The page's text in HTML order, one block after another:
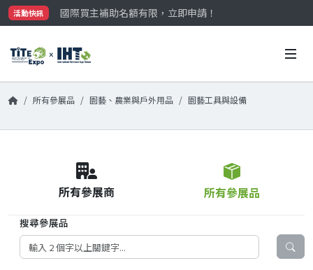
活動快訊
國際買主補助名額有限，立即申請！
參觀門票開放申請中‼️
國際買主補助名額有限，立即申請！
所有參展品 園藝、農業與戶外用品 園藝工具與設備
所有參展商 所有參展品
搜尋參展品